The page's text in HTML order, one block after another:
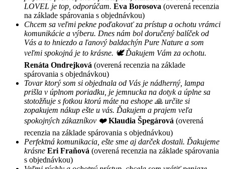
LOVEL je top, odporúčam. Eva Borosova (overená recenzia
na základe spárovania s objednávkou)
Chcem sa veľmi pekne poďakovať za prístup a ochotu vrámci
komunikácie a výberu. Dnes nám bol doručený balíček od
Vás a to hniezdo a ľanový baldachýn Pure Nature a som
veľmi spokojná je to krásne. 🕊 Ďakujem Vám za ochotu.
Renáta Ondrejková (overená recenzia na základe
spárovania s objednávkou)
Tovar ktorý som si objednala od Vás je nádherný, lampa
prišla v úplnom poriadku, je jemnucka na dotyk a úplne sa
stotožňuje s fotkou ktorú máte na eshope 🙏 určite si
zopakujem nákup ešte u vás. Ďakujem a prajem veľa
spokojných zákazníkov ❤️ Klaudia Špegárová (overená
recenzia na základe spárovania s objednávkou)
Perfektná komunikacia, ešte sme aj darček dostali. Ďakujeme
krásne Eri Fraňová (overená recenzia na základe spárovania
s objednávkou)